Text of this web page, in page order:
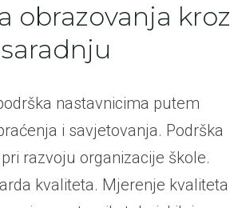
obrazovanja kroz
nastavnicima putem
i savjetovanja. Podrška
razvoju organizacije škole.
kvaliteta. Mjerenje kvaliteta